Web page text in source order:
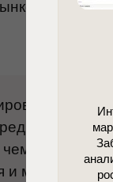
и
и
чем
и миссии